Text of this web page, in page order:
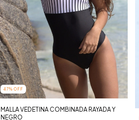
47% OFF
MALLA VEDETINA COMBINADA RAYADA Y
NEGRO